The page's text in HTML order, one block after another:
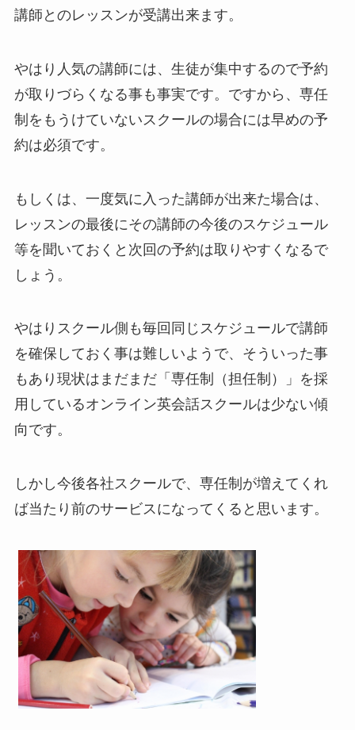
講師とのレッスンが受講出来ます。
やはり人気の講師には、生徒が集中するので予約
が取りづらくなる事も事実です。ですから、専任
制をもうけていないスクールの場合には早めの予
約は必須です。
もしくは、一度気に入った講師が出来た場合は、
レッスンの最後にその講師の今後のスケジュール
等を聞いておくと次回の予約は取りやすくなるで
しょう。
やはりスクール側も毎回同じスケジュールで講師
を確保しておく事は難しいようで、そういった事
もあり現状はまだまだ「専任制（担任制）」を採
用しているオンライン英会話スクールは少ない傾
向です。
しかし今後各社スクールで、専任制が増えてくれ
ば当たり前のサービスになってくると思います。